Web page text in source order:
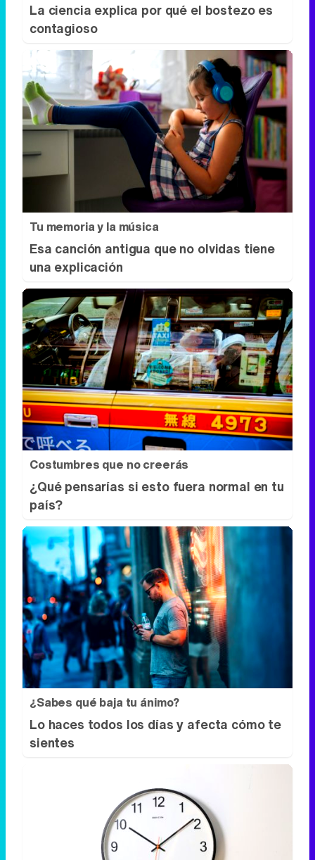
La ciencia explica por qué el bostezo es
contagioso
Tu memoria y la música
Esa canción antigua que no olvidas tiene
una explicación
Costumbres que no creerás
¿Qué pensarías si esto fuera normal en tu
país?
¿Sabes qué baja tu ánimo?
Lo haces todos los días y afecta cómo te
sientes